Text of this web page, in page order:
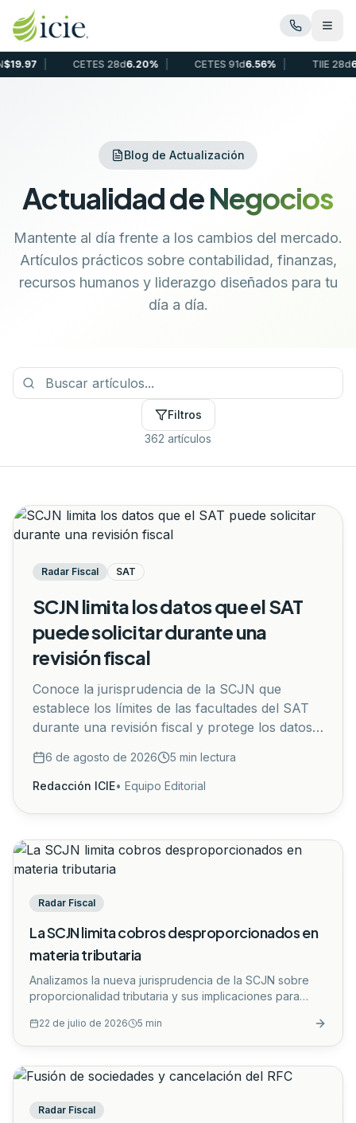
Abrir
| CETES 28d6.20% | CETES 91d6.56% | TIIE 28d6.81% |
Blog de Actualización
Actualidad deNegocios
Mantente al día frente a los cambios del mercado.
Artículos prácticos sobre contabilidad, finanzas,
recursos humanos y liderazgo diseñados para tu
día a día.
Filtros
362 artículos
Radar Fiscal SAT
SCJN limita los datos que el SAT
puede solicitar durante una
revisión fiscal
Conoce la jurisprudencia de la SCJN que
establece los límites de las facultades del SAT
durante una revisión fiscal y protege los datos
fiscalización. ...
6 de agosto de 2026 5 min lectura
Redacción ICIE• Equipo Editorial
Radar Fiscal
La SCJN limita cobros desproporcionados en
materia tributaria
Analizamos la nueva jurisprudencia de la SCJN sobre
proporcionalidad tributaria y sus implicaciones para
22 de julio de 2026 5 min
Radar Fiscal